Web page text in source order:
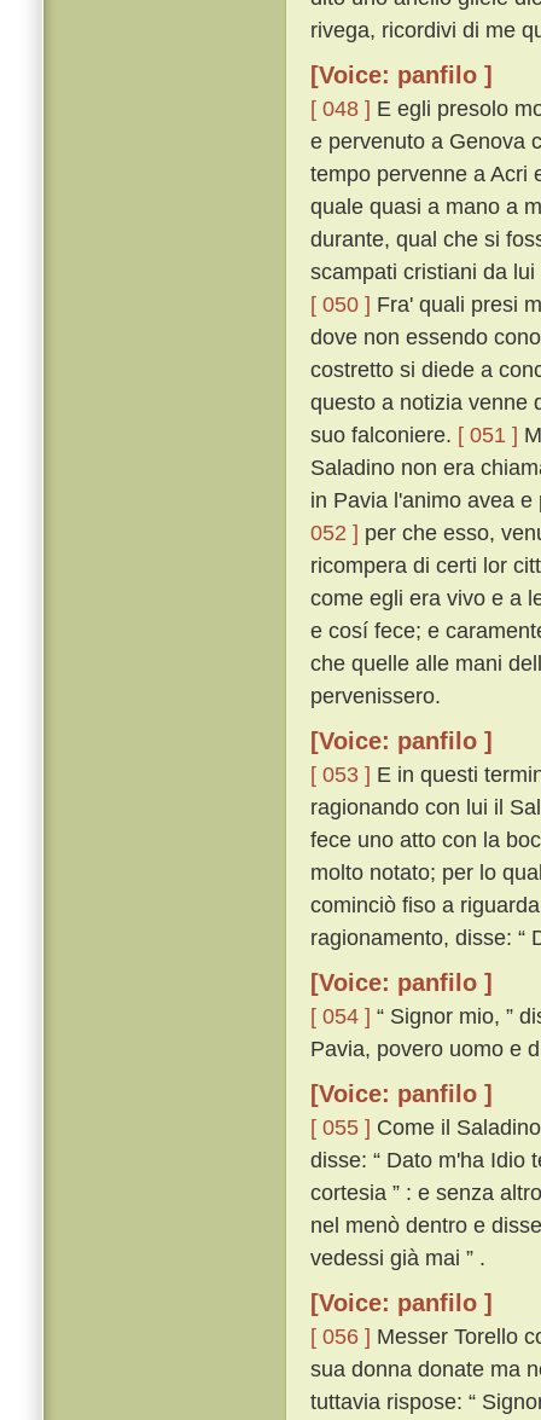
rivega, ricordivi di me
[Voice: panfilo ]
[ 048 ] E egli presolo
e pervenuto a Genova
tempo pervenne a Acri
quale quasi a mano a
durante, qual che si
scampati cristiani da
[ 050 ] Fra' quali presi
dove non essendo
costretto si diede a
questo a notizia venne
suo falconiere. [ 051 ]
Saladino non era
in Pavia l'animo avea
052 ] per che esso,
ricompera di certi lor
come egli era vivo e a
e cosí fece; e
che quelle alle mani
pervenissero.
[Voice: panfilo ]
[ 053 ] E in questi
ragionando con lui il
fece uno atto con la
molto notato; per lo
cominciò fiso a
ragionamento, disse: “
[Voice: panfilo ]
[ 054 ] “ Signor mio, ”
Pavia, povero uomo e
[Voice: panfilo ]
[ 055 ] Come il
disse: “ Dato m'ha Idio
cortesia ” : e senza
nel menò dentro e
vedessi già mai ” .
[Voice: panfilo ]
[ 056 ] Messer Torello
sua donna donate ma
tuttavia rispose: “